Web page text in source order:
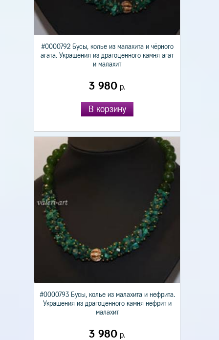
#0000792 Бусы, колье из малахита и чёрного
агата. Украшения из драгоценного камня агат
и малахит
3 980р.
В корзину
#0000793 Бусы, колье из малахита и нефрита.
Украшения из драгоценного камня нефрит и
малахит
3 980р.